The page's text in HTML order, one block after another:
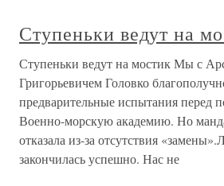
Ступеньки ведут на
Ступеньки ведут на мостик Мы с
Григорьевичем Головко
предварительные испытания перед
Военно-морскую академию. Но
отказала из-за отсутствия
закончилась успешно. Нас не